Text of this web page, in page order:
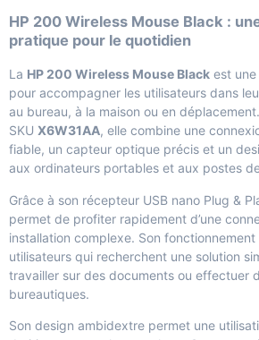
HP 200 Wireless Mouse Black :
pratique pour le quotidien
La HP 200 Wireless Mouse Black est
pour accompagner les utilisateurs dans
au bureau, à la maison ou en
SKU X6W31AA, elle combine une
fiable, un capteur optique précis et un
aux ordinateurs portables et aux postes
Grâce à son récepteur USB nano Plug &
permet de profiter rapidement d’une
installation complexe. Son
utilisateurs qui recherchent une solution
travailler sur des documents ou effectuer
bureautiques.
Son design ambidextre permet une